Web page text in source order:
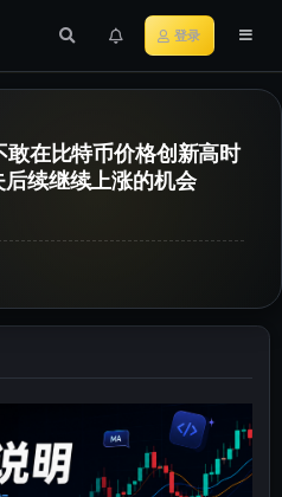
登录
在比特币价格创新高时
续继续上涨的机会